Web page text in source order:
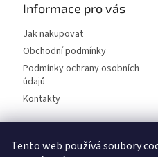
Tento web používá soubory
Informace pro vás
Jak nakupovat
Obchodní podmínky
Podmínky ochrany osobních
údajů
Kontakty